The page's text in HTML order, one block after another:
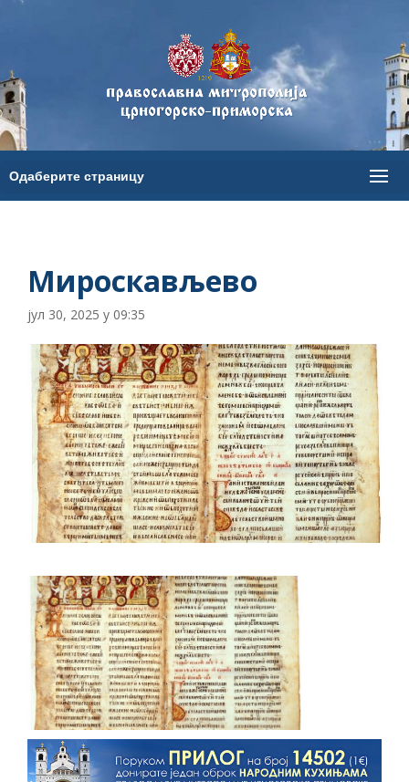
Мироскављево
јул 30, 2025 у 09:35